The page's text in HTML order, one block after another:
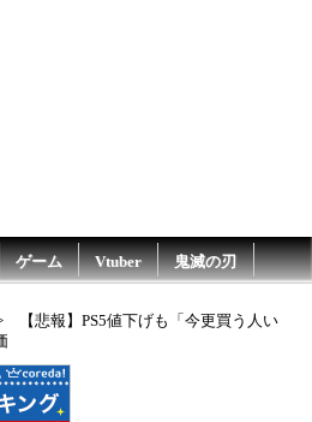
ゲーム Vtuber 鬼滅の刃
【悲報】PS5値下げも「今更買う人い